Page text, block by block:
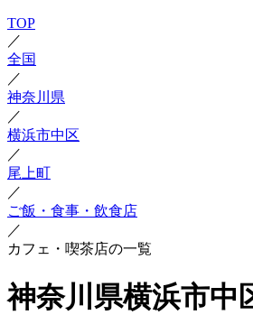
TOP
／
全国
／
神奈川県
／
横浜市中区
／
尾上町
／
ご飯・食事・飲食店
／
カフェ・喫茶店の一覧
神奈川県横浜市中